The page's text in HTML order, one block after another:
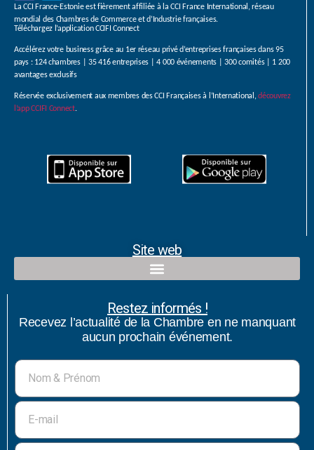
La CCI France-Estonie est fièrement affiliée à la CCI France International, réseau
mondial des Chambres de Commerce et d’Industrie françaises.
Téléchargez l’application CCIFI Connect
Accélérez votre business grâce au 1er réseau privé d’entreprises françaises dans 95
pays : 124 chambres | 35 416 entreprises | 4 000 événements | 300 comités | 1 200
avantages exclusifs
Réservée exclusivement aux membres des CCI Françaises à l’International,découvrez
l’app CCIFI Connect.
Site web
Restez informés !
Recevez l’actualité de la Chambre en ne manquant
aucun prochain événement.